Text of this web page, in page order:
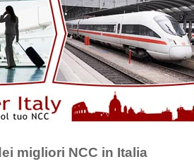
migliori NCC in Italia